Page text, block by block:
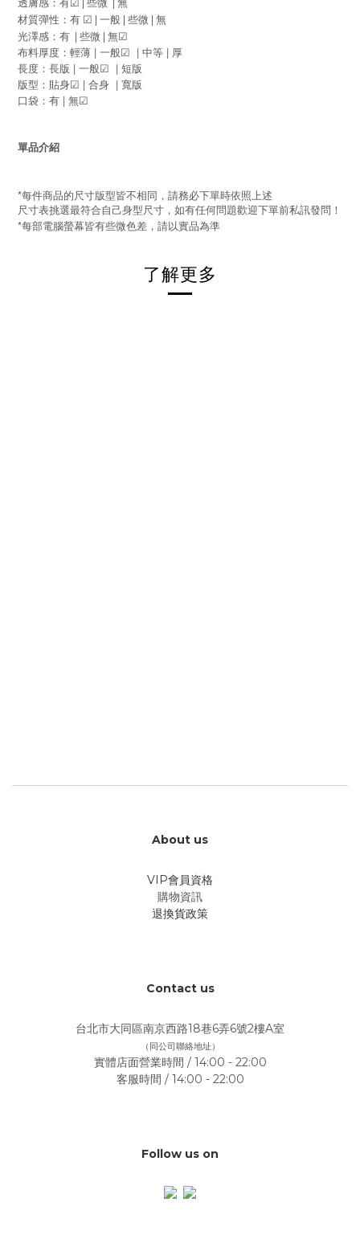
透膚感：有☑ 些微
無
材質彈性：有 ☑ | 一般 | 些微 | 無
光澤感：有 | 些微 | 無☑
布料厚度： 輕薄 | 一般☑ | 中等 | 厚
長度：長版 | 一般☑ | 短版
版型：貼身☑ | 合身 | 寬版
口袋：有 | 無☑
單品介紹
*每件商品的尺寸版型皆不相同，請務必下單時依照上述
尺寸表挑選最符合自己身型尺寸，如有任何問題歡迎下單前私訊發問！
*每部電腦螢幕皆有些微色差，請以實品為準
了解更多
About us
VIP會員資格
購物資訊
退換貨政策
Contact us
台北市大同區南京西路18巷6弄6號2樓A室
（同公司聯絡地址）
實體店面營業時間 / 14:00 - 22:00
客服時間 / 14:00 - 22:00
Follow us on